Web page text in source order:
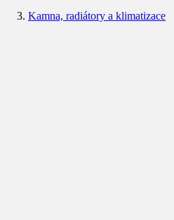
Kamna, radiátory a klimatizace